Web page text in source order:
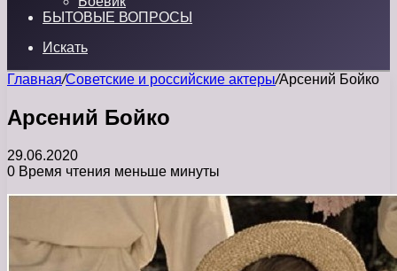
БЫТОВЫЕ ВОПРОСЫ
Искать
Главная/Советские и российские актеры/Арсений Бойко
Арсений Бойко
29.06.2020
0 Время чтения меньше минуты